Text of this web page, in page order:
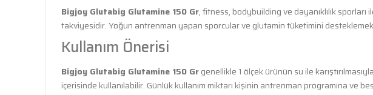
Bigjoy Glutabig Glutamine 150 Gr, fitness, bodybuilding ve dayanıklılık
takviyesidir. Yoğun antrenman yapan sporcular ve glutamin tüketimini
Kullanım Önerisi
Bigjoy Glutabig Glutamine 150 Grgenellikle 1 ölçek ürünün su ile
içerisinde kullanılabilir. Günlük kullanım miktarı kişinin antrenman programına ve